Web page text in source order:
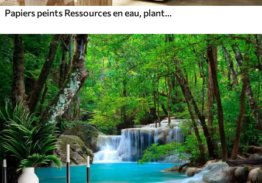
Papiers peints Ressources en eau, plantes et eau